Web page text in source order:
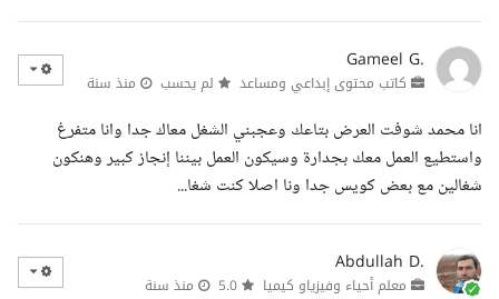
Gameel G.
كاتب محتوى إبداعي ومساعد لم يحسب منذ سنة
انا محمد شوفت العرض بتاعك وعجبني الشغل معاك جدا وانا متفرغ
واستطيع العمل معك بجدارة وسيكون العمل بيننا إنجاز كبير وهنكون
شغالين مع بعض كويس جدا ونا اصلا كنت شغا...
Abdullah D.
معلم أحياء وفيزياو كيميا منذ سنة